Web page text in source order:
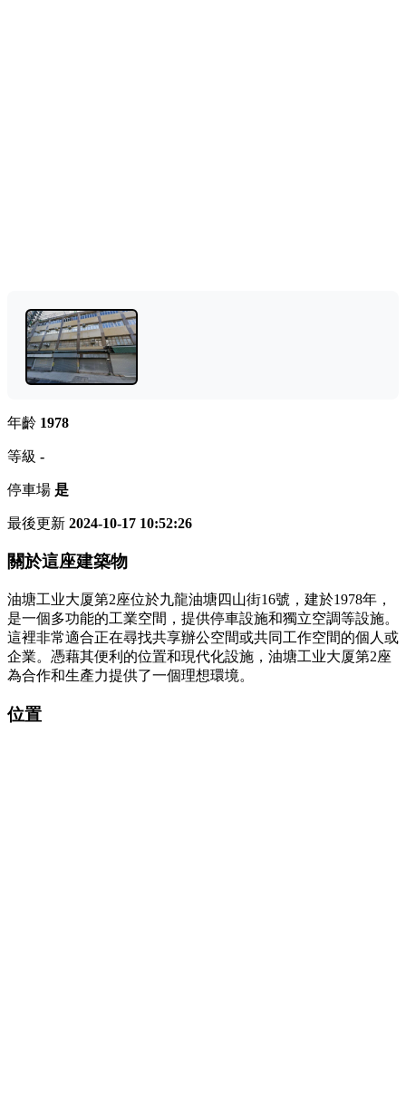
年齡 1978
等級 -
停車場 是
最後更新 2024-10-17 10:52:26
關於這座建築物
油塘工业大厦第2座位於九龍油塘四山街16號，建於1978年，
是一個多功能的工業空間，提供停車設施和獨立空調等設施。
這裡非常適合正在尋找共享辦公空間或共同工作空間的個人或
企業。憑藉其便利的位置和現代化設施，油塘工业大厦第2座
為合作和生產力提供了一個理想環境。
位置